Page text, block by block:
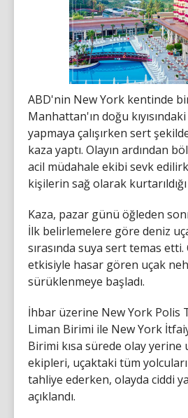
ABD'nin New York kentinde
Manhattan'ın doğu
yapmaya çalışırken sert
kaza yaptı. Olayın ardından
acil müdahale ekibi sevk
kişilerin sağ olarak
Kaza, pazar günü öğleden
İlk belirlemelere göre deniz
sırasında suya sert temas etti.
etkisiyle hasar gören uçak
sürüklenmeye başladı.
İhbar üzerine New York Polis
Liman Birimi ile New York
Birimi kısa sürede olay yerine
ekipleri, uçaktaki tüm
tahliye ederken, olayda ciddi
açıklandı.